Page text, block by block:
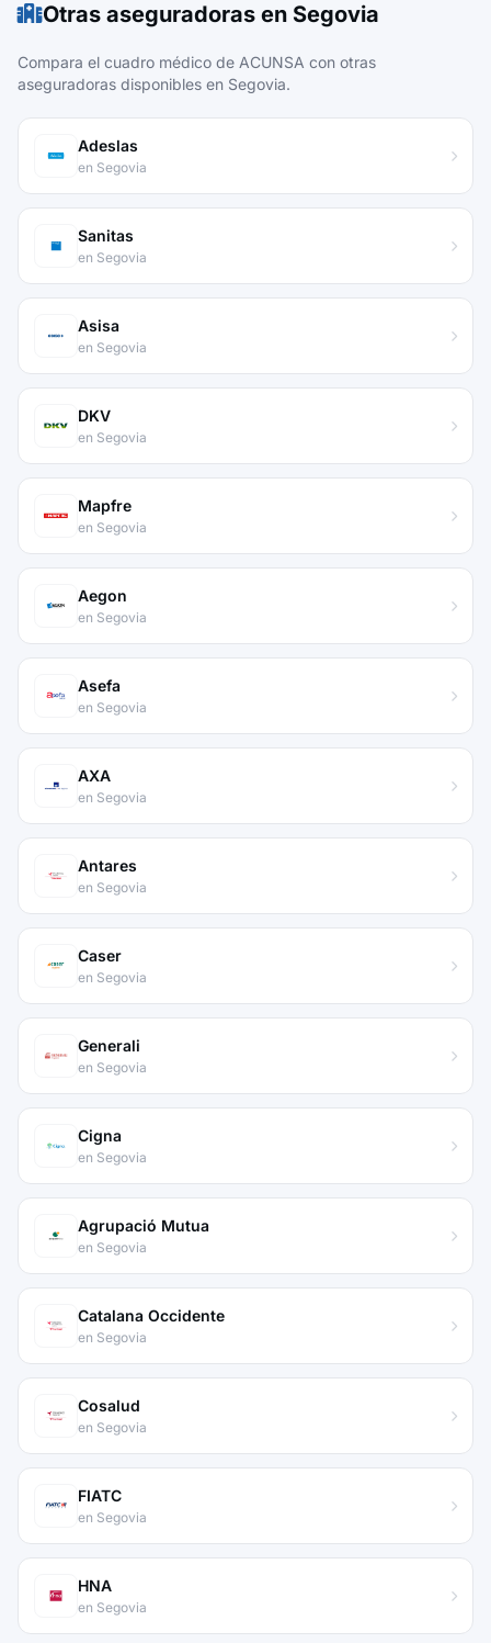
Otras aseguradoras en Segovia
Compara el cuadro médico de ACUNSA con otras
aseguradoras disponibles en Segovia.
Adeslas
en Segovia
Sanitas
en Segovia
Asisa
en Segovia
DKV
en Segovia
Mapfre
en Segovia
Aegon
en Segovia
Asefa
en Segovia
AXA
en Segovia
Antares
en Segovia
Caser
en Segovia
Generali
en Segovia
Cigna
en Segovia
Agrupació Mutua
en Segovia
Catalana Occidente
en Segovia
Cosalud
en Segovia
FIATC
en Segovia
HNA
en Segovia